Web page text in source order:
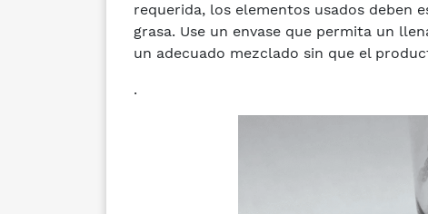
requerida, los elementos usados deben
grasa. Use un envase que permita un
un adecuado mezclado sin que el
.